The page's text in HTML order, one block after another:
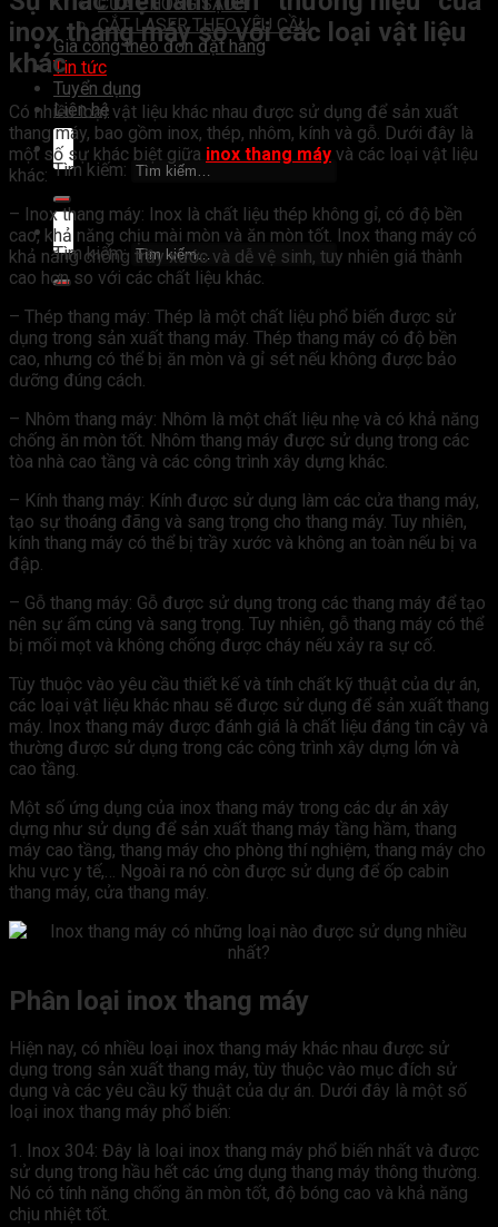
CẮT LASER THEO YÊU CẦU
Gia công theo đơn đặt hàng
Tin tức
Tuyển dụng
Liên hệ
Tìm kiếm:
Tìm kiếm:
inox thang máy so với các loại vật liệu
khác
Có nhiều loại vật liệu khác nhau được sử dụng để sản xuất
thang máy, bao gồm inox, thép, nhôm, kính và gỗ. Dưới đây là
một số sự khác biệt giữa inox thang máy và các loại vật liệu
khác:
– Inox thang máy: Inox là chất liệu thép không gỉ, có độ bền
cao, khả năng chịu mài mòn và ăn mòn tốt. Inox thang máy có
khả năng chống trầy xước và dễ vệ sinh, tuy nhiên giá thành
cao hơn so với các chất liệu khác.
– Thép thang máy: Thép là một chất liệu phổ biến được sử
dụng trong sản xuất thang máy. Thép thang máy có độ bền
cao, nhưng có thể bị ăn mòn và gỉ sét nếu không được bảo
dưỡng đúng cách.
– Nhôm thang máy: Nhôm là một chất liệu nhẹ và có khả năng
chống ăn mòn tốt. Nhôm thang máy được sử dụng trong các
tòa nhà cao tầng và các công trình xây dựng khác.
– Kính thang máy: Kính được sử dụng làm các cửa thang máy,
tạo sự thoáng đãng và sang trọng cho thang máy. Tuy nhiên,
kính thang máy có thể bị trầy xước và không an toàn nếu bị va
đập.
– Gỗ thang máy: Gỗ được sử dụng trong các thang máy để tạo
nên sự ấm cúng và sang trọng. Tuy nhiên, gỗ thang máy có thể
bị mối mọt và không chống được cháy nếu xảy ra sự cố.
Tùy thuộc vào yêu cầu thiết kế và tính chất kỹ thuật của dự án,
các loại vật liệu khác nhau sẽ được sử dụng để sản xuất thang
máy. Inox thang máy được đánh giá là chất liệu đáng tin cậy và
thường được sử dụng trong các công trình xây dựng lớn và
cao tầng.
Một số ứng dụng của inox thang máy trong các dự án xây
dựng như sử dụng để sản xuất thang máy tầng hầm, thang
máy cao tầng, thang máy cho phòng thí nghiệm, thang máy cho
khu vực y tế,… Ngoài ra nó còn được sử dụng để ốp cabin
thang máy, cửa thang máy.
Phân loại inox thang máy
Hiện nay, có nhiều loại inox thang máy khác nhau được sử
dụng trong sản xuất thang máy, tùy thuộc vào mục đích sử
dụng và các yêu cầu kỹ thuật của dự án. Dưới đây là một số
loại inox thang máy phổ biến:
1. Inox 304: Đây là loại inox thang máy phổ biến nhất và được
sử dụng trong hầu hết các ứng dụng thang máy thông thường.
Nó có tính năng chống ăn mòn tốt, độ bóng cao và khả năng
chịu nhiệt tốt.